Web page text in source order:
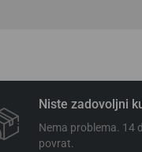
Niste zadovoljni
Nema problema. 14
povrat.